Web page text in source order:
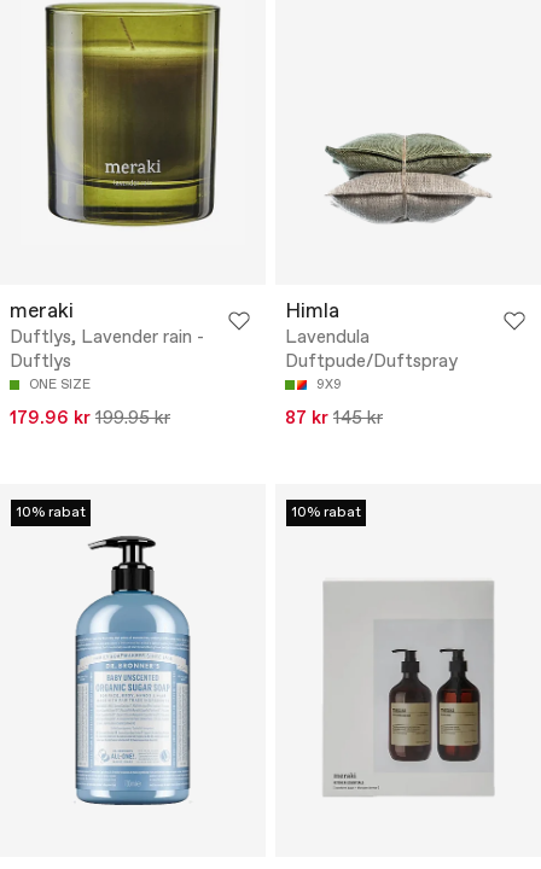
meraki
Duftlys, Lavender rain -
Duftlys
ONE SIZE
179.96 kr 199.95 kr
Himla
Lavendula
Duftpude/Duftspray
9X9
87 kr 145 kr
10% rabat 10% rabat